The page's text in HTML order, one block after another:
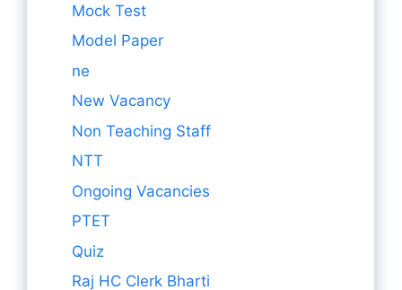
Mock Test
Model Paper
ne
New Vacancy
Non Teaching Staff
NTT
Ongoing Vacancies
PTET
Quiz
Raj HC Clerk Bharti